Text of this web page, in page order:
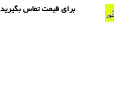
برای قیمت تماس بگیرید